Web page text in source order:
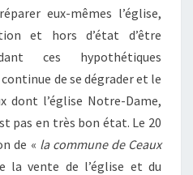
eux-mêmes l’église,
et hors d’état d’être
ces hypothétiques
de se dégrader et le
dont l’église Notre-Dame,
pas en très bon état. Le 20
de « la commune de Ceaux
la vente de l’église et du